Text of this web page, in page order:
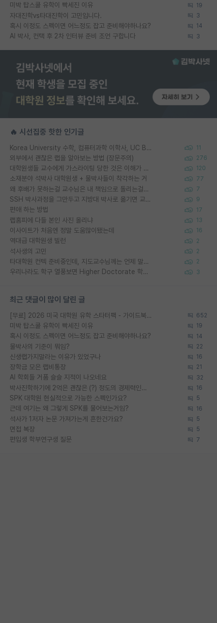
미박 탑스쿨 유학이 빡세진 이유 19
자대진학vs타대진학이 고민입니다. 3
혹시 이정도 스펙이면 어느정도 잡고 준비해야하나요? 14
AI 박사, 컨택 후 2차 인터뷰 준비 조언 구합니다 3
🔥 시선집중 핫한 인기글
Korea University 수학, 컴퓨터과학 이학사, UC Berkeley 산업공학 대학원 공학박사가 되는 것은 쉽지 않겠죠? 11
외부에서 괜찮은 랩을 알아보는 방법 (장문주의) 276
대학원생들 교수에게 가스라이팅 당한 것은 이해가 갑니다. 안타깝네요. 120
소재분야 석박사 대학원생 + 물박사들이 착각하는 거 77
왜 후배가 못하는걸 교수님은 내 책임으로 돌리는걸까요? 7
SSH 박사과정을 그만두고 지방대 박사로 옮기면 교수의 꿈은 끝일까요? 9
편애 하는 방법 17
랩홈피에 다들 본인 사진 올리냐 13
이사이트가 처음엔 정말 도움많이됐는데 16
역대급 대학원생 빌런 2
석사생의 고민 2
타대학원 컨텍 준비중인데, 지도교수님께는 언제 말씀드려야 할까요? 2
우리나라도 학구 열풍보면 Higher Doctorate 학위가 필요하다고 봅니다. 3
최근 댓글이 많이 달린 글
[무료] 2026 미국 대학원 유학 스타터팩 - 가이드북 & 합격자 컨택메일 템플릿 652
미박 탑스쿨 유학이 빡세진 이유 19
혹시 이정도 스펙이면 어느정도 잡고 준비해야하나요? 14
물박사의 기준이 뭐임? 22
신생랩가지말라는 이유가 있었구나 16
장학금 모은 랩비통장 21
AI 학회들 거품 슬슬 지적이 나오네요 32
박사진학하기에 2억은 괜찮은 (?) 정도의 경제력인가요 16
SPK 대학원 현실적으로 가능한 스펙인가요? 5
근데 여기는 왜 그렇게 SPK를 물어보는거임? 16
석사가 1저자 논문 가져가는게 흔한건가요? 5
면접 복장 5
편입생 학부연구생 질문 7